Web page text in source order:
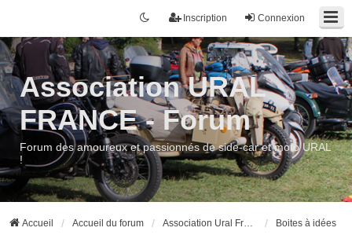
Connexion
Inscription
Association URAL
FRANCE - Forum
Forum des amoureux et passionnés de side-car et moto URAL
!
Accueil Accueil du forum Association Ural France, le site et le forum Boites à idées